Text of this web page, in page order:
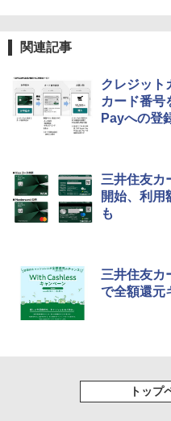
関連記事
クレジット
カード番
Payへの登
三井住友カ
開始、利用
も
三井住友カ
で全額還元
トップ